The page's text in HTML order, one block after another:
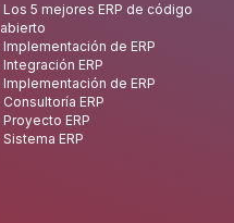
Los 5 mejores ERP de código
abierto
Implementación de ERP
Integración ERP
Implementación de ERP
Consultoría ERP
Proyecto ERP
Sistema ERP